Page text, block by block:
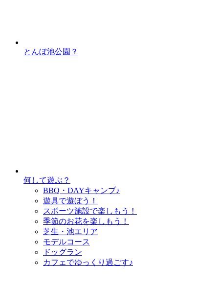
とんぼ池公園？
何して遊ぶ？
BBQ・DAYキャンプ♪
遊具で遊ぼう！
スポーツ施設で楽しもう！
季節のお花を楽しもう！
芝生・池エリア
モデルコース
ドッグラン
カフェでゆっくり過ごす♪